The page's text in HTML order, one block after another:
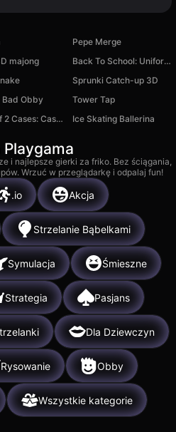
Pepe Merge
majong
Back To School: Uniforms Edition
Sprunki Catch-up 3D
Bad Obby
Tower Tap
Standoff 2 Cases: Case Opening Simulator Ice Skating Ballerina
i najlepsze gierki za friko. Bez ściągania,
Wrzuć w przeglądarkę i odpalaj fun!
.io Akcja
Strzelanie Bąbelkami
Symulacja Śmieszne
Strategia Pasjans
Dla Dziewczyn
Rysowanie Obby
Wszystkie kategorie